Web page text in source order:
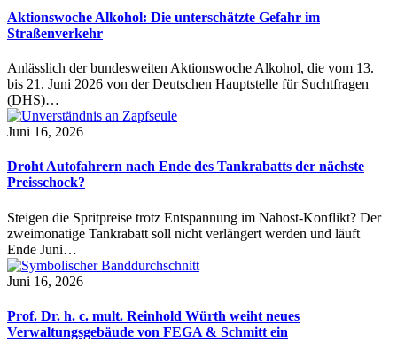
Aktionswoche Alkohol: Die unterschätzte Gefahr im
Straßenverkehr
Anlässlich der bundesweiten Aktionswoche Alkohol, die vom 13.
bis 21. Juni 2026 von der Deutschen Hauptstelle für Suchtfragen
(DHS)…
Juni 16, 2026
Droht Autofahrern nach Ende des Tankrabatts der nächste
Preisschock?
Steigen die Spritpreise trotz Entspannung im Nahost-Konflikt? Der
zweimonatige Tankrabatt soll nicht verlängert werden und läuft
Ende Juni…
Juni 16, 2026
Prof. Dr. h. c. mult. Reinhold Würth weiht neues
Verwaltungsgebäude von FEGA & Schmitt ein